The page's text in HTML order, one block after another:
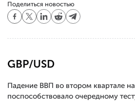
Поделиться новостью
GBP/USD
Падение ВВП во втором квартале
поспособствовало очередному